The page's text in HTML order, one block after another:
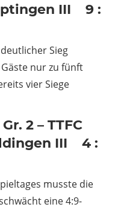
III 9 :
Sieg
nur zu fünft
vier Siege
2 – TTFC
III 4 :
musste die
eine 4:9-